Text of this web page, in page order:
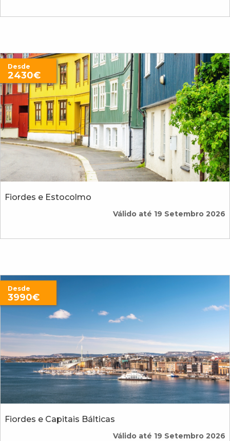
Fiordes e Estocolmo
Desde
2430€
Válido até 19 Setembro 2026
Fiordes e Capitais Bálticas
Desde
3990€
Válido até 19 Setembro 2026